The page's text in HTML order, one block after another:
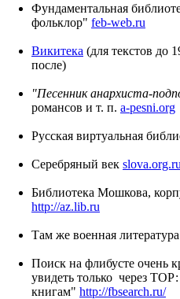
Фундаментальная
фольклор" feb-web.ru
Викитека (для текстов до
после)
"Песенник анархиста-
романсов и т. п. a-pesni.org
Русская виртуальная
Серебряный век slova.org.ru
Библиотека Мошкова,
http://az.lib.ru
Там же военная литература
Поиск на флибусте очень
увидеть только через
книгам" http://fbsearch.ru/